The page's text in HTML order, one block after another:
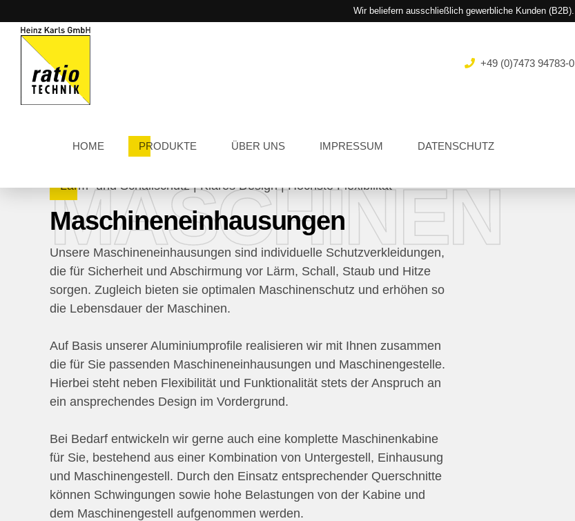
Wir beliefern ausschließlich gewerbliche Kunden (B2B).
+49 (0)7473 94783-0
HOME PRODUKTE ÜBER UNS IMPRESSUM DATENSCHUTZ
Lärm- und Schallschutz | Klares Design | Höchste Flexibilität
Maschineneinhausungen
MASCHINEN
Unsere Maschineneinhausungen sind individuelle Schutzverkleidungen,
die für Sicherheit und Abschirmung vor Lärm, Schall, Staub und Hitze
sorgen. Zugleich bieten sie optimalen Maschinenschutz und erhöhen so
die Lebensdauer der Maschinen.
Auf Basis unserer Aluminiumprofile realisieren wir mit Ihnen zusammen
die für Sie passenden Maschineneinhausungen und Maschinengestelle.
Hierbei steht neben Flexibilität und Funktionalität stets der Anspruch an
ein ansprechendes Design im Vordergrund.
Bei Bedarf entwickeln wir gerne auch eine komplette Maschinenkabine
für Sie, bestehend aus einer Kombination von Untergestell, Einhausung
und Maschinengestell. Durch den Einsatz entsprechender Querschnitte
können Schwingungen sowie hohe Belastungen von der Kabine und
dem Maschinengestell aufgenommen werden.